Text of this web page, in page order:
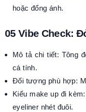
hoặc đổng ánh.
05 Vibe Check:
Mô tả chi tiết: Tông
cá tính.
Đối tượng phù hợp:
Kiểu make up đi
eyeliner nhét đuôi.